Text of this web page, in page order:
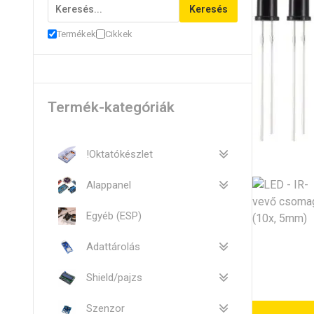
Keresés
Termékek Cikkek
Termék-kategóriák
!Oktatókészlet
Alappanel
Egyéb (ESP)
Adattárolás
Shield/pajzs
Szenzor